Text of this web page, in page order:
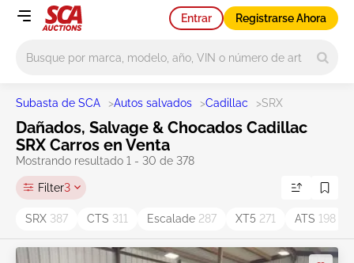
Entrar Registrarse Ahora
Subasta de SCA >Autos salvados >Cadillac >SRX
Dañados, Salvage & Chocados Cadillac
SRX Carros en Venta
Mostrando resultado 1 - 30 de 378
Filter3
SRX 387 CTS 311 Escalade 287 XT5 271 ATS 198